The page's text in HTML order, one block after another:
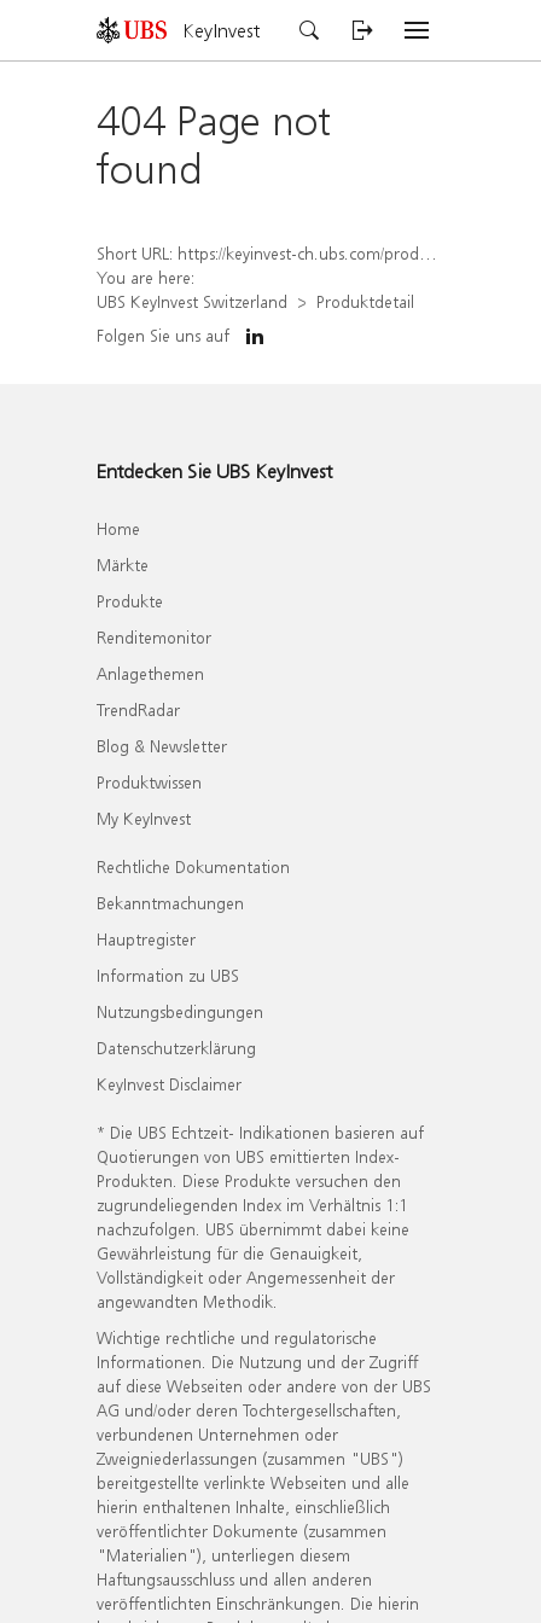
KeyInvest
404 Page not
found
Short URL: https://keyinvest-ch.ubs.com/produkt/detail/index/isin/CH1578795820
You are here:
UBS KeyInvest Switzerland
Produktdetail
Folgen Sie uns auf
Entdecken Sie UBS KeyInvest
Home
Märkte
Produkte
Renditemonitor
Anlagethemen
TrendRadar
Blog & Newsletter
Produktwissen
My KeyInvest
Rechtliche Dokumentation
Bekanntmachungen
Hauptregister
Information zu UBS
Nutzungsbedingungen
Datenschutzerklärung
KeyInvest Disclaimer
* Die UBS Echtzeit- Indikationen basieren auf
Quotierungen von UBS emittierten Index-
Produkten. Diese Produkte versuchen den
zugrundeliegenden Index im Verhältnis 1:1
nachzufolgen. UBS übernimmt dabei keine
Gewährleistung für die Genauigkeit,
Vollständigkeit oder Angemessenheit der
angewandten Methodik.
Wichtige rechtliche und regulatorische
Informationen. Die Nutzung und der Zugriff
auf diese Webseiten oder andere von der UBS
AG und/oder deren Tochtergesellschaften,
verbundenen Unternehmen oder
Zweigniederlassungen (zusammen "UBS")
bereitgestellte verlinkte Webseiten und alle
hierin enthaltenen Inhalte, einschließlich
veröffentlichter Dokumente (zusammen
"Materialien"), unterliegen diesem
Haftungsausschluss und allen anderen
veröffentlichten Einschränkungen. Die hierin